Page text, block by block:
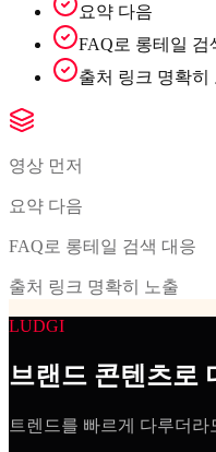
요약 다음
FAQ로 롱테일 검
출처 링크 명확히
영상 먼저
요약 다음
FAQ로 롱테일 검색 대응
출처 링크 명확히 노출
LUDGI
브랜드 콘텐츠로
트렌드를 빠르게 다루더